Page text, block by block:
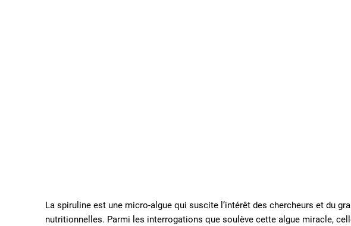
La spiruline est une micro-algue qui suscite l’intérêt des chercheurs et du
nutritionnelles. Parmi les interrogations que soulève cette algue miracle,